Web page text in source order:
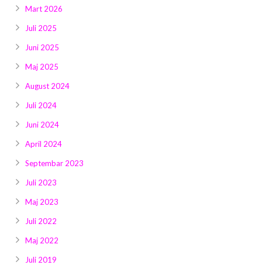
Galerija 2025
Mart 2026
Juli 2025
Juni 2025
Maj 2025
August 2024
Juli 2024
Juni 2024
April 2024
Septembar 2023
Juli 2023
Maj 2023
Juli 2022
Maj 2022
Juli 2019